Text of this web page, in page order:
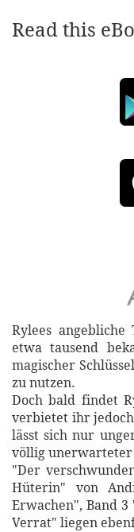
Read this
Rylees
etwa tausend
magischer
zu nutzen.
Doch bald findet
verbietet ihr
lässt sich nur
völlig unerwarteter
"Der
Hüterin" von
Erwachen", Band
Verrat" liegen